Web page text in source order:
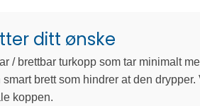
ditt ønske
/ brettbar turkopp som tar minimalt
brett som hindrer at den
koppen.